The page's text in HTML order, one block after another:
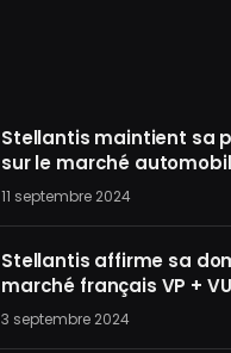
Stellantis maintient sa
sur le marché
11 septembre 2024
Stellantis affirme sa
marché français VP +
3 septembre 2024